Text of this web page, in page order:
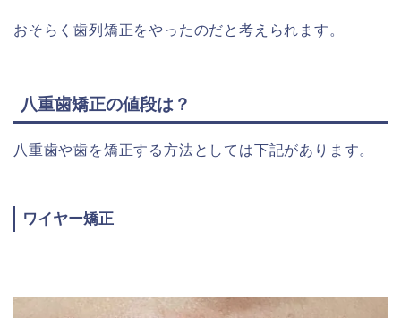
おそらく歯列矯正をやったのだと考えられます。
八重歯矯正の値段は？
八重歯や歯を矯正する方法としては下記があります。
ワイヤー矯正